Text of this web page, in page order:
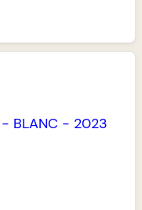
- BLANC - 2023